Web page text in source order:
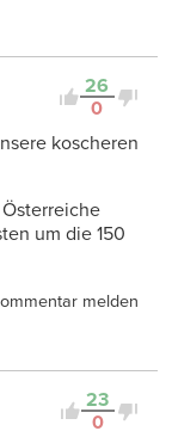
26
0
koscheren
um die 150
melden
23
0